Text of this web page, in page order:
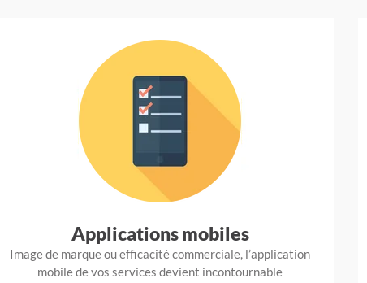
Applications mobiles
Image de marque ou efficacité commerciale, l’application
mobile de vos services devient incontournable